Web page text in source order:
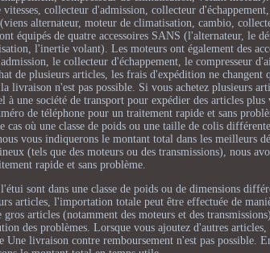
collecteur d'admission, collecteur
alternateur, moteur de climatisation, cambio,
équipés de quatre accessoires SANS (l'alternateur, le
l'inertie volant). Les moteurs ont également des
le collecteur d'échappement, le compresseur
de plusieurs articles, les frais d'expédition ne changent
n'est pas possible. Si vous achetez plusieurs
une société de transport pour expédier des articles
de téléphone pour un traitement rapide et sans
où une classe de poids ou une taille de colis
vous indiquerons le montant total dans les meilleurs
(tels que des moteurs ou des transmissions), nous
rapide et sans problème.
sont dans une classe de poids ou de dimensions
articles, l'importation totale peut être effectuée de
articles (notamment des moteurs et des
des problèmes. Lorsque vous ajoutez d'autres
livraison contre remboursement n'est pas possible.